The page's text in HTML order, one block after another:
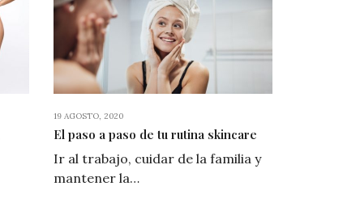
19 AGOSTO, 2020
El paso a paso de tu rutina skincare
Ir al trabajo, cuidar de la familia y
mantener la…